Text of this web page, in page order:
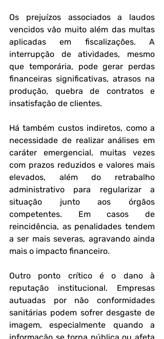
Os prejuízos associados a laudos
vencidos vão muito além das multas
aplicadas em fiscalizações. A
interrupção de atividades, mesmo
que temporária, pode gerar perdas
financeiras significativas, atrasos na
produção, quebra de contratos e
insatisfação de clientes.
Há também custos indiretos, como a
necessidade de realizar análises em
caráter emergencial, muitas vezes
com prazos reduzidos e valores mais
elevados, além do retrabalho
administrativo para regularizar a
situação junto aos órgãos
competentes. Em casos de
reincidência, as penalidades tendem
a ser mais severas, agravando ainda
mais o impacto financeiro.
Outro ponto crítico é o dano à
reputação institucional. Empresas
autuadas por não conformidades
sanitárias podem sofrer desgaste de
imagem, especialmente quando a